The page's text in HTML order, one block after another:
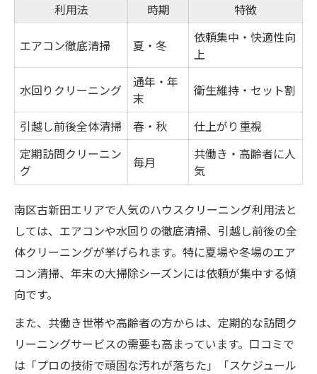
利用法 時期 特徴
エアコン徹底清掃 夏・冬
依頼集中・快適性向
上
水回りクリーニング
通年・年
末
衛生維持・セット割
引越し前後全体清掃 春・秋
仕上がり重視
定期訪問クリーニン
グ
毎月
共働き・高齢者に人
気
南区古新田エリアで人気のハウスクリーニング利用法と
しては、エアコンや水回りの徹底清掃、引越し前後の全
体クリーニングが挙げられます。特に夏場や冬場のエア
コン清掃、年末の大掃除シーズンには依頼が集中する傾
向です。
また、共働き世帯や高齢者の方からは、定期的な訪問ク
リーニングサービスの需要も高まっています。口コミで
は「プロの技術で頑固な汚れが落ちた」「スケジュール